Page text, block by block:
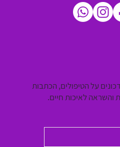
על הטיפולים, הכתבות
והשראה לאיכות חיים.